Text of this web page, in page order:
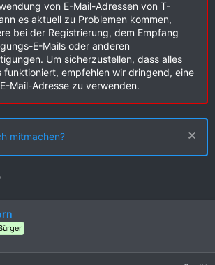
von E-Mail-Adressen von T-
es aktuell zu Problemen kommen,
bei der Registrierung, dem Empfang
E-Mails oder anderen
Um sicherzustellen, dass alles
funktioniert, empfehlen wir dringend, eine
Mail-Adresse zu verwenden.
mitmachen?